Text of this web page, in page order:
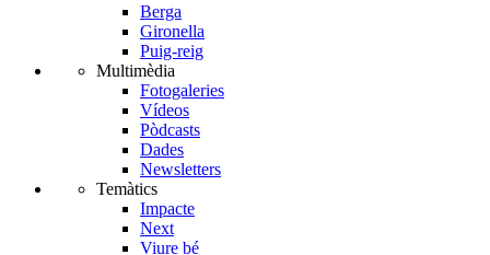
Berga
Gironella
Puig-reig
Multimèdia
Fotogaleries
Vídeos
Pòdcasts
Dades
Newsletters
Temàtics
Impacte
Next
Viure bé